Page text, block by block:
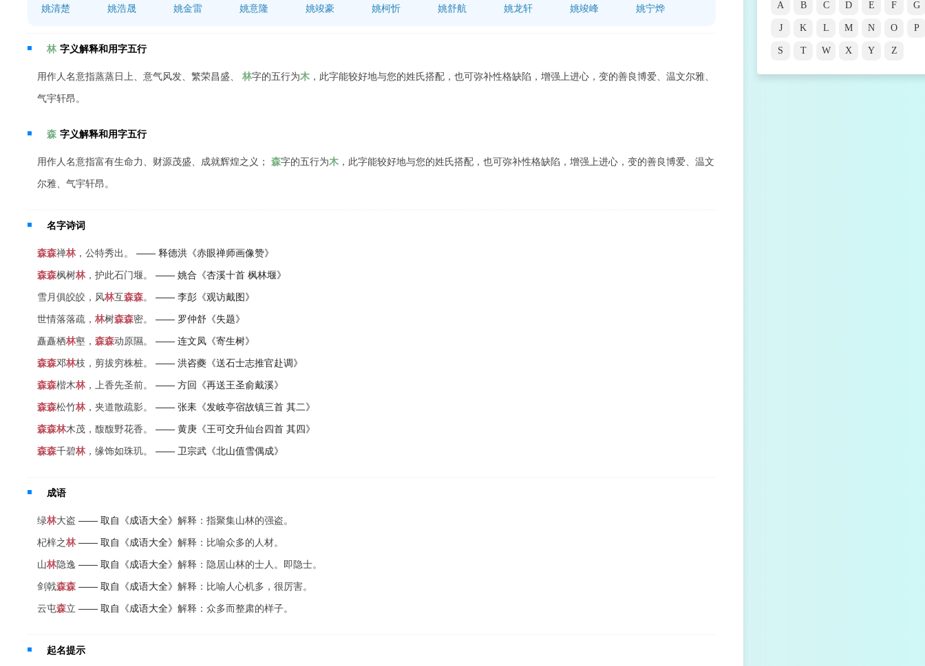
姚清楚
姚浩晟 姚金雷 姚意隆 姚竣豪 姚柯忻 姚舒航 姚龙轩 姚竣峰 姚宁烨
林 字义解释和用字五行
用作人名意指蒸蒸日上、意气风发、繁荣昌盛、 林字的五行为木 ，此字能较好地与您的姓氏搭配，也可弥补性格缺陷，增强上进心，变的善良博爱、温文尔雅、
气宇轩昂。
森 字义解释和用字五行
用作人名意指富有生命力、财源茂盛、成就辉煌之义； 森字的五行为木 ，此字能较好地与您的姓氏搭配，也可弥补性格缺陷，增强上进心，变的善良博爱、温文
尔雅、气宇轩昂。
名字诗词
森森禅林，公特秀出。
—— 释德洪《赤眼禅师画像赞》
森森枫树林，护此石门堰。
—— 姚合《杏溪十首 枫林堰》
雪月俱皎皎，风林互森森。
—— 李彭《观访戴图》
世情落落疏， 林树森森密。
—— 罗仲舒《失题》
矗矗栖林壑， 森森动原隰。
—— 连文凤《寄生树》
森森邓林枝，剪拔穷株桩。
—— 洪咨夔《送石士志推官赴调》
森森楷木林，上香先圣前。
—— 方回《再送王圣俞戴溪》
森森松竹林，夹道散疏影。
—— 张耒《发岐亭宿故镇三首 其二》
森森林木茂，馥馥野花香。
—— 黄庚《王可交升仙台四首 其四》
森森千碧林，缘饰如珠玑。 —— 卫宗武《北山值雪偶成》
成语
绿林大盗 —— 取自《成语大全》 解释：指聚集山林的强盗。
杞梓之林—— 取自《成语大全》 解释：比喻众多的人材。
山林隐逸 —— 取自《成语大全》 解释：隐居山林的士人。即隐士。
剑戟森森 —— 取自《成语大全》 解释：比喻人心机多，很厉害。
云屯森立 —— 取自《成语大全》 解释：众多而整肃的样子。
起名提示
A B C D E F G
J K L M N O P
S T W X Y Z